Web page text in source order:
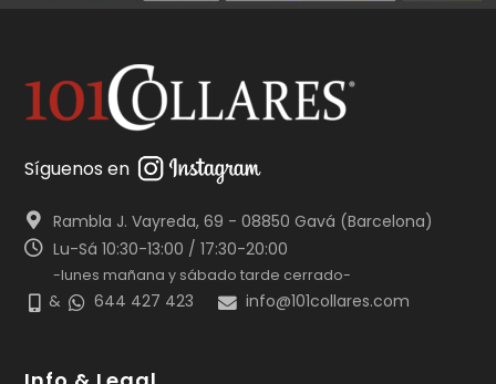
Síguenos en
Rambla J. Vayreda, 69 - 08850 Gavá (Barcelona)
Lu-Sá 10:30-13:00 / 17:30-20:00
-lunes mañana y sábado tarde cerrado-
& 644 427 423 info@101collares.com